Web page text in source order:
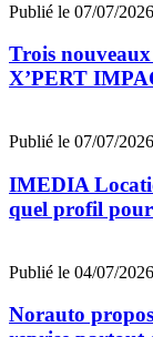
Publié le 07/07/2026
Trois
X’PERT
Publié le 07/07/2026
IMEDIA
quel profil
Publié le 04/07/2026
Norauto